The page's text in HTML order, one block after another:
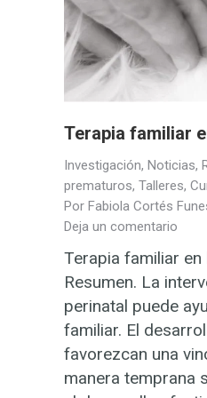
Terapia familiar
Investigación, Noticias,
prematuros, Talleres,
Por Fabiola Cortés
Deja un comentario
Terapia familiar
Resumen. La
perinatal puede
familiar. El
favorezcan una
manera temprana